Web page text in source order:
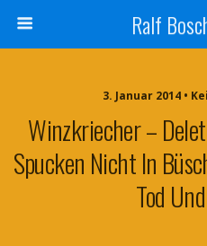
Ralf
3. Januar 2014 •
Winzkriecher –
Spucken Nicht In
Tod